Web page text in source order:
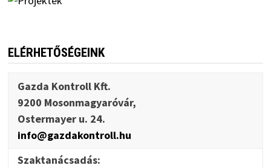
ELÉRHETŐSÉGEINK
Gazda Kontroll Kft.
9200 Mosonmagyaróvár,
Ostermayer u. 24.
info@gazdakontroll.hu
Szaktanácsadás: